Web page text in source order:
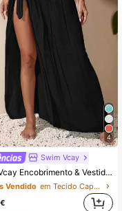
4
Swim Vcay
Swim Vcay Encobrimento & Vestido para Praia
Vendido em Tecido Capas Femininas